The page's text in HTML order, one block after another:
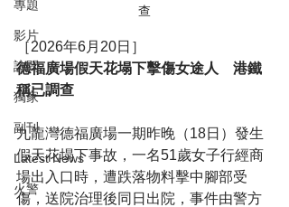
專題
影片
訪問
獨家
副刊
Latest News
火警
查
［2026年6月20日］
德福廣場假天花塌下擊傷女途人　港鐵
稱已調查
九龍灣德福廣場一期昨晚（18日）發生
假天花塌下事故，一名51歲女子行經商
場出入口時，遭跌落物料擊中腳部受
傷，送院治理後同日出院，事件由警方